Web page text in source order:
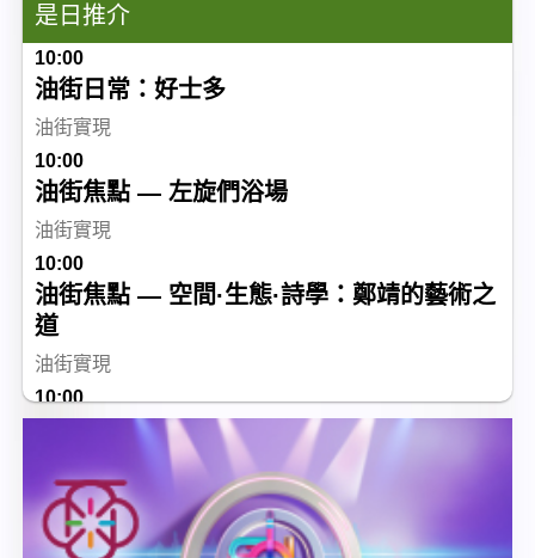
是日推介
10:00
油街日常：好士多
油街實現
10:00
油街焦點 — 左旋們浴場
油街實現
10:00
油街焦點 — 空間·生態·詩學：鄭靖的藝術之
道
油街實現
10:00
油街實現
10:00
vA! 駐留 — 穿鑿：如果伯活樓......